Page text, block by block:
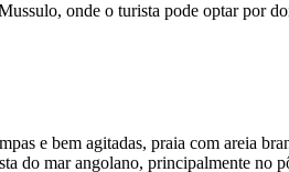
onde o turista pode optar por
e bem agitadas, praia com areia
do mar angolano, principalmente no